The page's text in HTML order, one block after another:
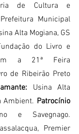
de Cultura e
Municipal
Alta Mogiana, GS
do Livro e
a 21ª Feira
de Ribeirão Preto
Usina Alta
Ambient. Patrocínio
Premier